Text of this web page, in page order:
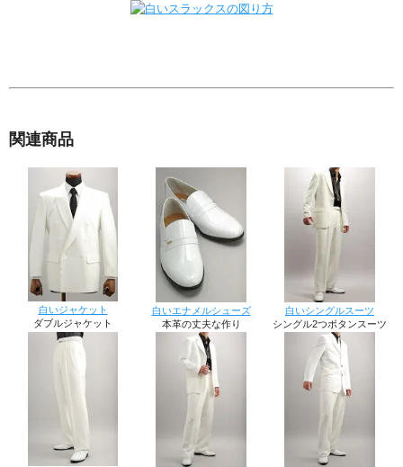
関連商品
白いジャケット
ダブルジャケット
白いエナメルシューズ
本革の丈夫な作り
白いシングルスーツ
シングル2つボタンスーツ